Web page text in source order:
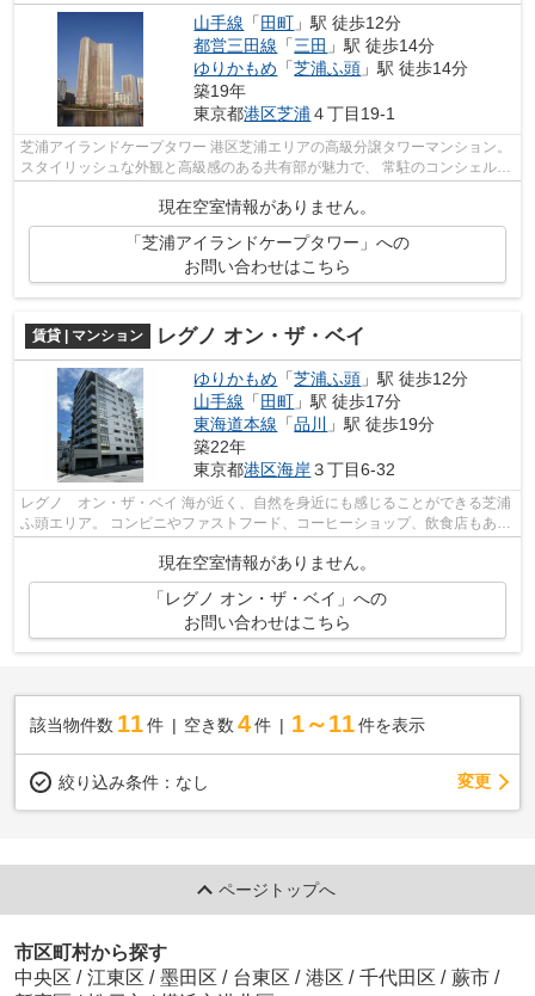
山手線 「 田町 」駅 徒歩12分
都営三田線 「三田 」駅 徒歩14分
ゆりかもめ 「芝浦ふ頭 」駅 徒歩14分
築19年
東京都港区芝浦 ４丁目19-1
芝浦アイランドケープタワー 港区芝浦エリアの高級分譲タワーマンション。
スタイリッシュな外観と高級感のある共有部が魅力で、 常駐のコンシェルジ
現在空室情報がありません。
「芝浦アイランドケープタワー」への
お問い合わせはこちら
賃貸 | マンション レグノ オン・ザ・ベイ
ゆりかもめ 「芝浦ふ頭 」駅 徒歩12分
山手線 「 田町 」駅 徒歩17分
東海道本線 「品川
」駅 徒歩19分
築22年
東京都港区海岸３丁目6-32
レグノ オン・ザ・ベイ 海が近く、自然を身近にも感じることができる芝浦
ふ頭エリア。 コンビニやファストフード、コーヒーショップ、飲食店もある
ので1人暮らしの方に便利です。 ...
現在空室情報がありません。
「レグノ オン・ザ・ベイ」への
お問い合わせはこちら
該当物件数 11件 空き数 4 件 1～11 件を表示
絞り込み条件： なし 変更
ページトップへ
市区町村から探す
中央区 / 江東区 / 墨田区 / 台東区 / 港区 / 千代田区 / 蕨市 /